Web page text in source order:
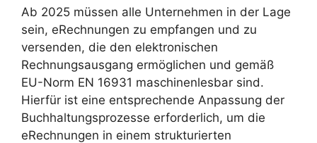
Ab 2025 müssen alle Unternehmen in der Lage
sein, eRechnungen zu empfangen und zu
versenden, die den elektronischen
Rechnungsausgang ermöglichen und gemäß
EU-Norm EN 16931 maschinenlesbar sind.
Hierfür ist eine entsprechende Anpassung der
Buchhaltungsprozesse erforderlich, um die
eRechnungen in einem strukturierten